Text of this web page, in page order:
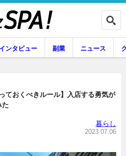
専門家インタビュー
ンタビュー 副業 ニュース
ておくべきルール】入店する勇気が
た
暮らし
2023.07.06